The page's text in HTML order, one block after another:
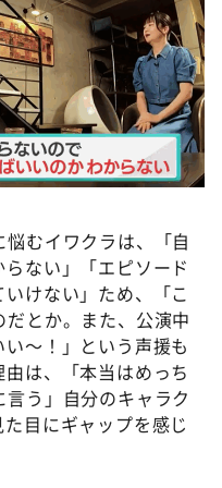
むイワクラは、「自
ない」「エピソード
けない」ため、「こ
とか。また、公演中
～！」という声援も
は、「本当はめっち
う」自分のキャラク
目にギャップを感じ